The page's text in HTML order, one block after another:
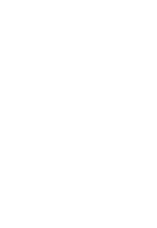
দিলেন সাচিং প্রু জেরী